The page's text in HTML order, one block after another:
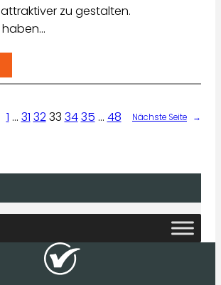
zu gestalten.
1 … 31 3233 3435 … 48 Nächste Seite →